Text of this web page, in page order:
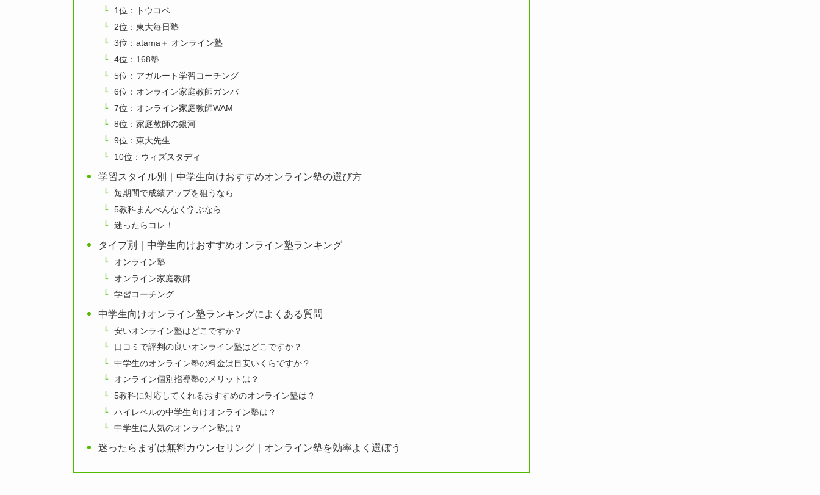
1位：トウコベ
2位：東大毎日塾
3位：atama＋ オンライン塾
4位：168塾
5位：アガルート学習コーチング
6位：オンライン家庭教師ガンバ
7位：オンライン家庭教師WAM
8位：家庭教師の銀河
9位：東大先生
10位：ウィズスタディ
学習スタイル別｜中学生向けおすすめオンライン塾の選び方
短期間で成績アップを狙うなら
5教科まんべんなく学ぶなら
迷ったらコレ！
タイプ別｜中学生向けおすすめオンライン塾ランキング
オンライン塾
オンライン家庭教師
学習コーチング
中学生向けオンライン塾ランキングによくある質問
安いオンライン塾はどこですか？
口コミで評判の良いオンライン塾はどこですか？
中学生のオンライン塾の料金は目安いくらですか？
オンライン個別指導塾のメリットは？
5教科に対応してくれるおすすめのオンライン塾は？
ハイレベルの中学生向けオンライン塾は？
中学生に人気のオンライン塾は？
迷ったらまずは無料カウンセリング｜オンライン塾を効率よく選ぼう